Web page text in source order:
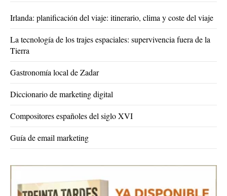
Irlanda: planificación del viaje: itinerario, clima y coste del viaje
La tecnología de los trajes espaciales: supervivencia fuera de la
Tierra
Gastronomía local de Zadar
Diccionario de marketing digital
Compositores españoles del siglo XVI
Guía de email marketing